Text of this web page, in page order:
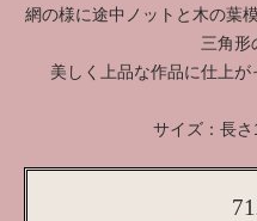
網の様に途中ノットと木の葉
三角形
美しく上品な作品に仕上が
サイズ：長